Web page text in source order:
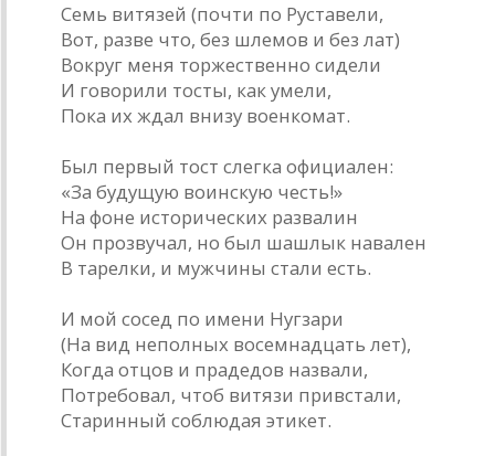
Семь витязей (почти по Руставели,
Вот, разве что, без шлемов и без лат)
Вокруг меня торжественно сидели
И говорили тосты, как умели,
Пока их ждал внизу военкомат.
Был первый тост слегка официален:
«За будущую воинскую честь!»
На фоне исторических развалин
Он прозвучал, но был шашлык навален
В тарелки, и мужчины стали есть.
И мой сосед по имени Нугзари
(На вид неполных восемнадцать лет),
Когда отцов и прадедов назвали,
Потребовал, чтоб витязи привстали,
Старинный соблюдая этикет.